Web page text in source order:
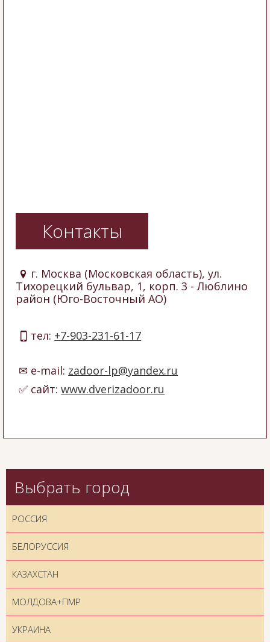
Контакты
г. Москва (Московская область), ул.
Тихорецкий бульвар, 1, корп. 3 - Люблино
район (Юго-Восточный АО)
тел: +7-903-231-61-17
e-mail: zadoor-lp@yandex.ru
сайт:www.dverizadoor.ru
Выбрать город
РОССИЯ
БЕЛОРУССИЯ
КАЗАХСТАН
МОЛДОВА+ПМР
УКРАИНА